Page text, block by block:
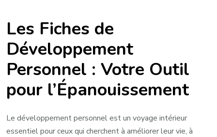
pour
Utiliser
les
Fiches
de
Développement
avec
Succès
Les Fiches de
Développement
Personnel : Votre Outil
pour l’Épanouissement
Le développement personnel est un voyage intérieur
essentiel pour ceux qui cherchent à améliorer leur vie, à